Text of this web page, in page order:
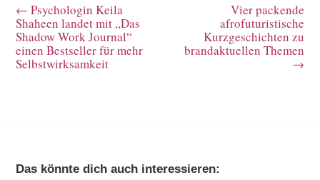
←Psychologin Keila
Shaheen landet mit „Das
Shadow Work Journal“
einen Bestseller für mehr
Selbstwirksamkeit
Vier packende
afrofuturistische
Kurzgeschichten zu
brandaktuellen Themen
→
Das könnte dich auch interessieren: